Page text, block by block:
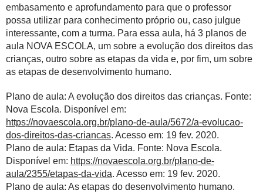
embasamento e aprofundamento para que o professor
possa utilizar para conhecimento próprio ou, caso julgue
interessante, com a turma. Para essa aula, há 3 planos de
aula NOVA ESCOLA, um sobre a evolução dos direitos das
crianças, outro sobre as etapas da vida e, por fim, um sobre
as etapas de desenvolvimento humano.
Plano de aula: A evolução dos direitos das crianças. Fonte:
Nova Escola. Disponível em:
https://novaescola.org.br/plano-de-aula/5672/a-evolucao-
dos-direitos-das-criancas. Acesso em: 19 fev. 2020.
Plano de aula: Etapas da Vida. Fonte: Nova Escola.
Disponível em: https://novaescola.org.br/plano-de-
aula/2355/etapas-da-vida. Acesso em: 19 fev. 2020.
Plano de aula: As etapas do desenvolvimento humano.